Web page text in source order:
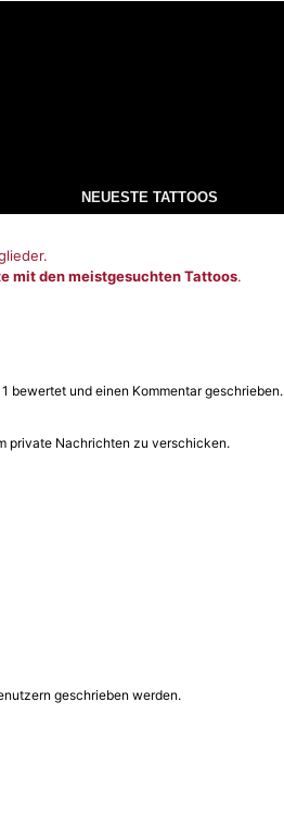
NEUESTE TATTOOS
mit den meistgesuchten Tattoos.
bewertet und einen Kommentar geschrieben.
private Nachrichten zu verschicken.
geschrieben werden.